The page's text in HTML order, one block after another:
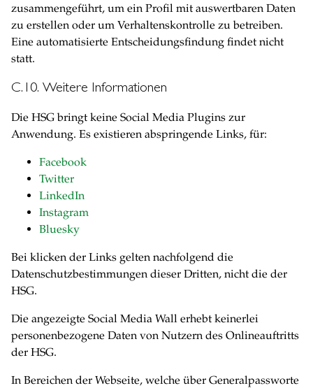
zusammengeführt, um ein Profil mit auswertbaren Daten
zu erstellen oder um Verhaltenskontrolle zu betreiben.
Eine automatisierte Entscheidungsfindung findet nicht
statt.
C.10. Weitere Informationen
Die HSG bringt keine Social Media Plugins zur
Anwendung. Es existieren abspringende Links, für:
Facebook
Twitter
LinkedIn
Instagram
Bluesky
Bei klicken der Links gelten nachfolgend die
Datenschutzbestimmungen dieser Dritten, nicht die der
HSG.
Die angezeigte Social Media Wall erhebt keinerlei
personenbezogene Daten von Nutzern des Onlineauftritts
der HSG.
In Bereichen der Webseite, welche über Generalpassworte